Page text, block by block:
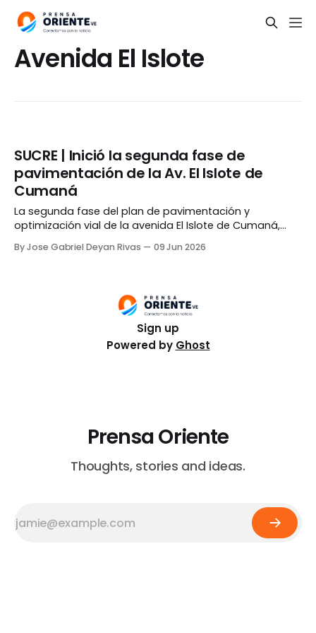
Avenida El Islote
SUCRE | Inició la segunda fase de
pavimentación de la Av. El Islote de
Cumaná
La segunda fase del plan de pavimentación y
optimización vial de la avenida El Islote de Cumaná,
trabajos, impulsados por el gobierno local, buscan
By Jose Gabriel Deyan Rivas 09 Jun 2026
Sign up
Powered by Ghost
Prensa Oriente
Thoughts, stories and ideas.